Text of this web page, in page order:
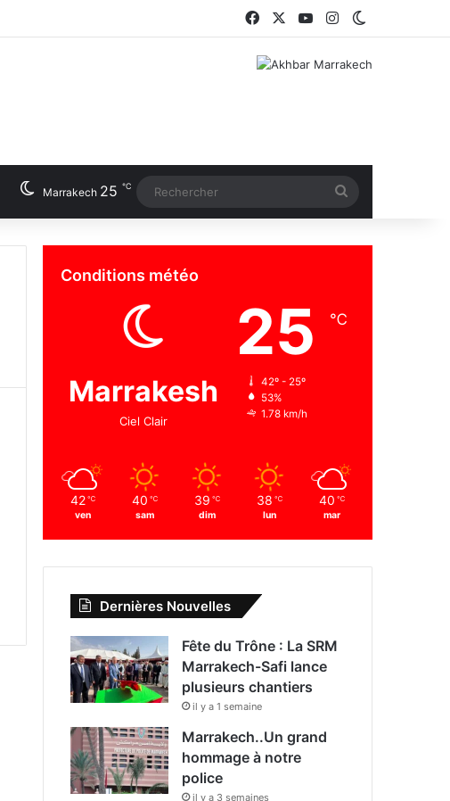
Facebook YouTubeInstagram
Marrakech 25 ℃
Conditions météo
Marrakesh
Ciel Clair
25 ℃
42º - 25º
53%
1.78 km/h
42 ℃
ven
40 ℃
sam
39 ℃
dim
38 ℃
lun
40 ℃
mar
Dernières Nouvelles
Fête du Trône : La SRM
Marrakech-Safi lance
plusieurs chantiers
il y a 1 semaine
Marrakech..Un grand
hommage à notre
police
il y a 3 semaines